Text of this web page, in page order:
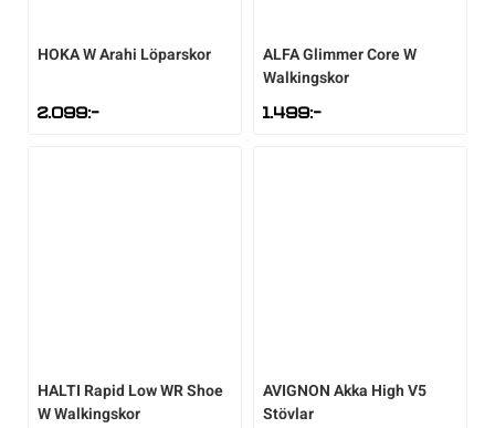
HOKAW Arahi Löparskor
2.099:-
ALFAGlimmer Core W
Walkingskor
1.499:-
HALTI Rapid Low WR Shoe
W Walkingskor
AVIGNONAkka High V5
Stövlar